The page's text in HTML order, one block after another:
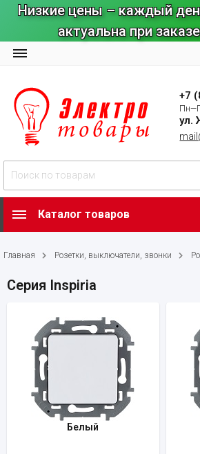
Низкие цены – каждый
актуальна при
+7
ул.
Каталог товаров
Главная Розетки, выключатели, звонки
Серия Inspiria
Белый